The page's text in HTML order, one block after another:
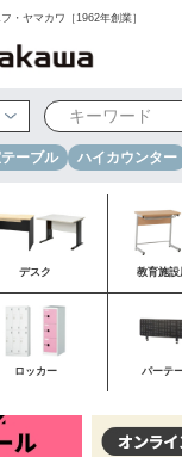
・ヤマカワ［1962年創業］
ーブル ハイカウンター
デスク 教育施設
ロッカー パーテ